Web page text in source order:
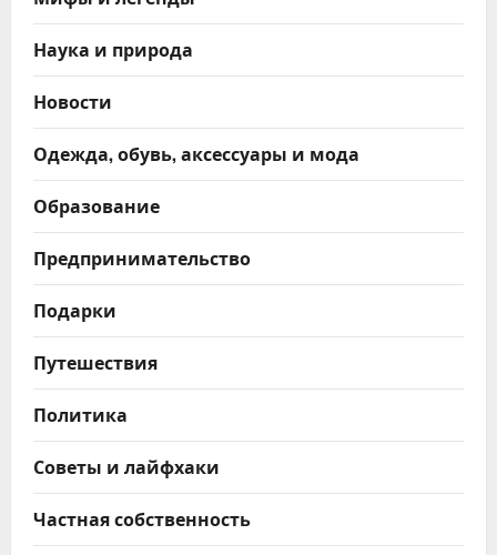
Наука и природа
Новости
Одежда, обувь, аксессуары и мода
Образование
Предпринимательство
Подарки
Путешествия
Политика
Советы и лайфхаки
Частная собственность